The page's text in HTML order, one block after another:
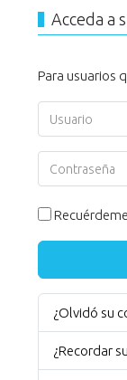
Acceda a
Para usuarios
Usuario
Contraseña
Recuérdeme
¿Olvidó su
¿Recordar